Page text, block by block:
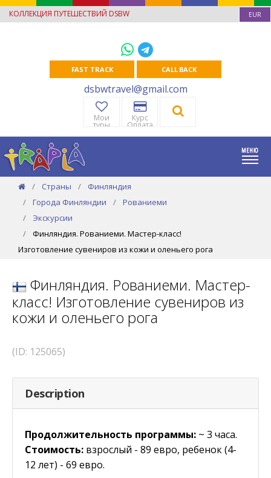
КОЛЛЕКЦИЯ ПУТЕШЕСТВИЙ DSBW EUR
FAST TRACK CALL BACK
dsbwtravel@gmail.com
Мои
туры
Курс
Оплата
Страны
Финляндия
Города Финляндии
Рованиеми
Экскурсии
Финляндия. Рованиеми. Мастер-класс!
Изготовление сувениров из кожи и оленьего рога
Финляндия. Рованиеми. Мастер-
класс! Изготовление сувениров из
кожи и оленьего рога
(ID: 125065)
Description
Продолжительность программы: ~ 3 часа.
Стоимость: взрослый - 89 евро, ребенок (4-
12 лет) - 69 евро.